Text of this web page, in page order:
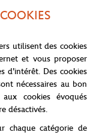
Lacoste pour Roland-
utilisent des cookies
et vous proposer
d'intérêt. Des cookies
nécessaires au bon
cookies évoqués
désactivés.
chaque catégorie de